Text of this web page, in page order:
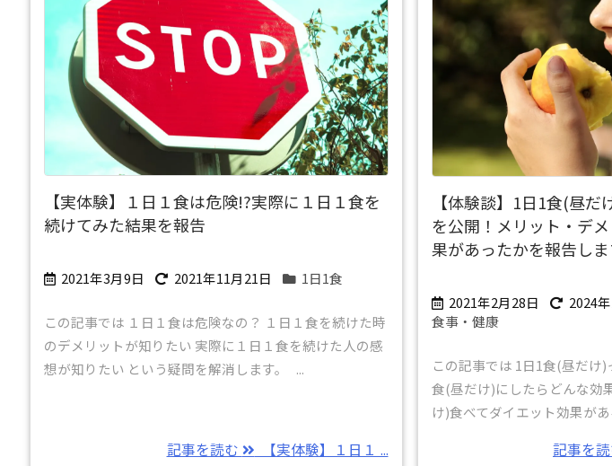
【実体験】１日１食は危険!?実際に１日１食を
続けてみた結果を報告
2021年3月9日 2021年11月21日 1日1食
この記事では １日１食は危険なの？ １日１食を続けた時
のデメリットが知りたい 実際に１日１食を続けた人の感
想が知りたい という疑問を解消します。 ...
記事を読む 【実体験】１日１ ...
【体験談】1日1食(昼
を公開！メリット・デ
果があったかを報告しま
2021年2月28日 2024
食事・健康
この記事では 1日1食(昼だ
食(昼だけ)にしたらどんな効
け)食べてダイエット効果が
記事を